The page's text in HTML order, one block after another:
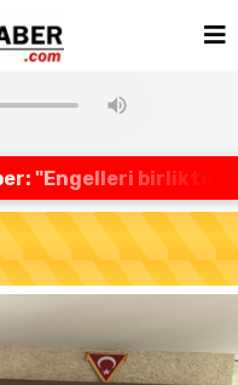
"Engelleri birlikte